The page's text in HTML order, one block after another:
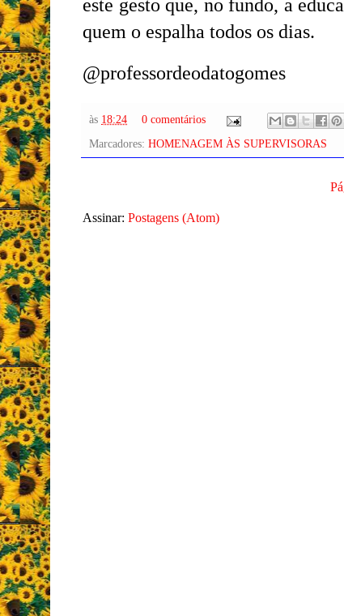
este gesto que, no fundo, a
quem o espalha todos os dias.
@professordeodatogomes
às 18:24
0 comentários
Marcadores: HOMENAGEM ÀS SUPERVISORAS
Assinar: Postagens (Atom)